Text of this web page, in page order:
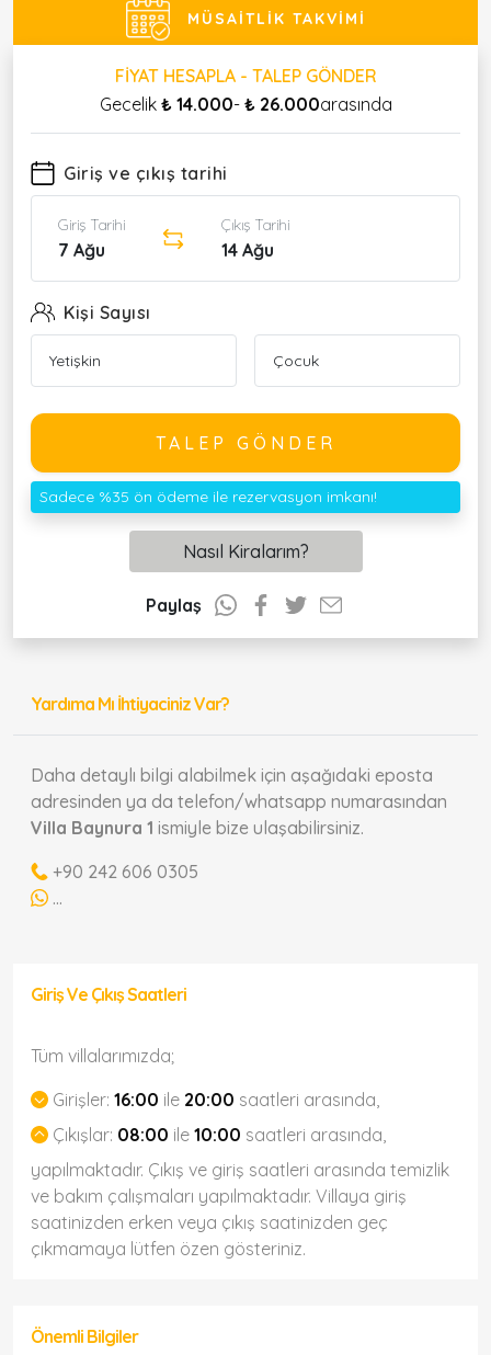
MÜSAITLIK TAKVIMI
FIYAT HESAPLA - TALEP GÖNDER
Gecelik ₺ 14.000- ₺ 26.000arasında
Giriş ve çıkış tarihi
Giriş Tarihi
7 Ağu
Çıkış Tarihi
14 Ağu
Kişi Sayısı
TALEP GÖNDER
Sadece %35 ön ödeme ile rezervasyon imkanı!
Nasıl Kiralarım?
Paylaş
Yardıma Mı İhtiyaciniz Var?
Daha detaylı bilgi alabilmek için aşağıdaki eposta
adresinden ya da telefon/whatsapp numarasından
Villa Baynura 1 ismiyle bize ulaşabilirsiniz.
+90 242 606 0305
...
Giriş Ve Çıkış Saatleri
Tüm villalarımızda;
Girişler: 16:00 ile 20:00 saatleri arasında,
Çıkışlar: 08:00 ile 10:00 saatleri arasında,
yapılmaktadır. Çıkış ve giriş saatleri arasında temizlik
ve bakım çalışmaları yapılmaktadır. Villaya giriş
saatinizden erken veya çıkış saatinizden geç
çıkmamaya lütfen özen gösteriniz.
Önemli Bilgiler